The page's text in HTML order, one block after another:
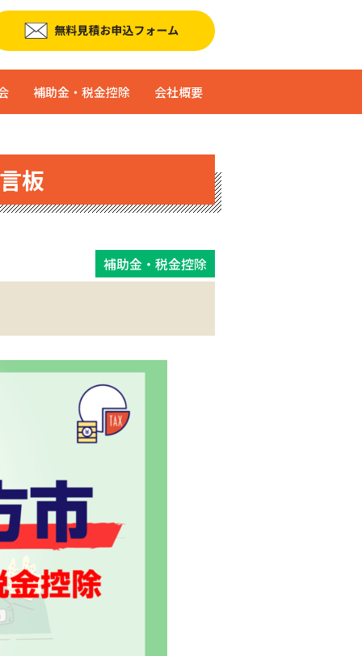
補助金・税金控除 会社概要
板
補助金・税金控除